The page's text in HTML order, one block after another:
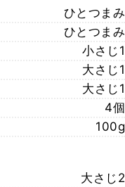
ひとつまみ
ひとつまみ
小さじ1
大さじ1
大さじ1
4個
100g
大さじ2